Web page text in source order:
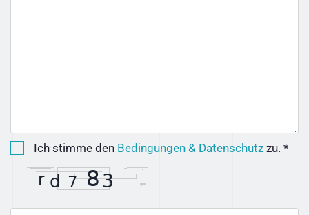
Ich stimme den Bedingungen & Datenschutz zu. *